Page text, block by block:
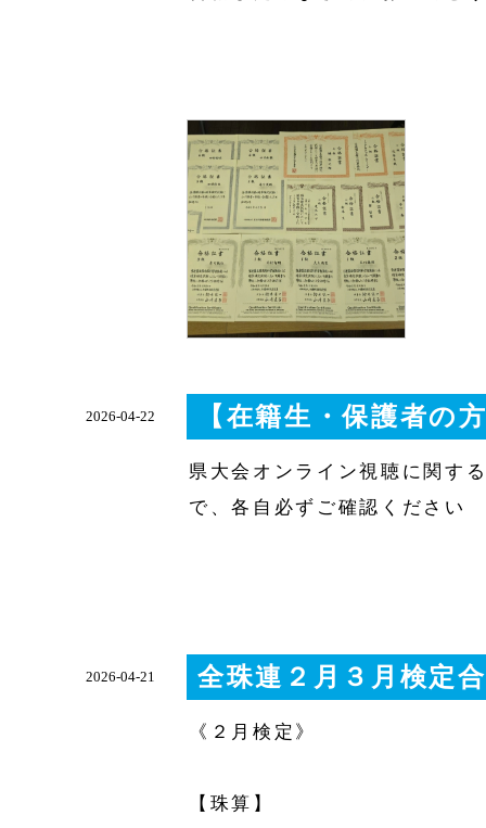
2026-04-22 【在籍生・保護者の
県大会オンライン視聴に関す
で、各自必ずご確認ください
2026-04-21 全珠連２月３月検定
《２月検定》
【珠算】